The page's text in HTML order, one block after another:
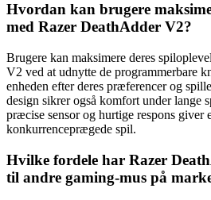
Hvordan kan brugere
med Razer DeathAdder V2?
Brugere kan maksimere deres
V2 ved at udnytte de programmerbare
enheden efter deres præferencer og
design sikrer også komfort under lange
præcise sensor og hurtige respons giver
konkurrenceprægede spil.
Hvilke fordele har Razer
til andre gaming-mus på